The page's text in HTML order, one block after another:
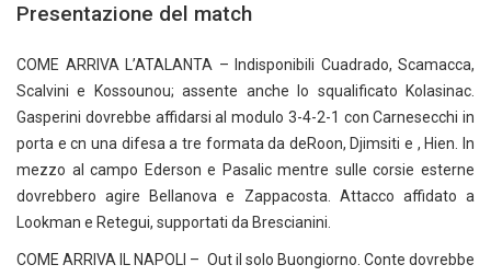
Presentazione del match
COME ARRIVA L’ATALANTA – Indisponibili Cuadrado, Scamacca,
Scalvini e Kossounou; assente anche lo squalificato Kolasinac.
Gasperini dovrebbe affidarsi al modulo 3-4-2-1 con Carnesecchi in
porta e cn una difesa a tre formata da deRoon, Djimsiti e , Hien. In
mezzo al campo Ederson e Pasalic mentre sulle corsie esterne
dovrebbero agire Bellanova e Zappacosta. Attacco affidato a
Lookman e Retegui, supportati da Brescianini.
COME ARRIVA IL NAPOLI – Out il solo Buongiorno. Conte dovrebbe